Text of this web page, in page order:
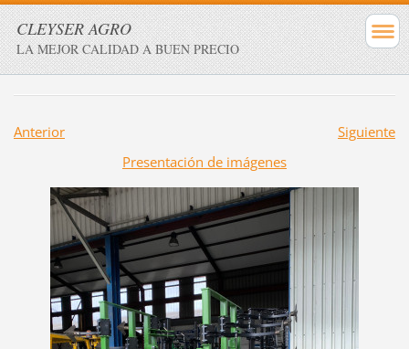
CLEYSER AGRO
LA MEJOR CALIDAD A BUEN PRECIO
Anterior
Siguiente
Presentación de imágenes